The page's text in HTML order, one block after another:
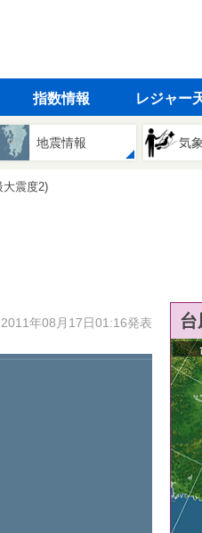
指数情報 レジャー
地震情報 気
大震度2)
2011年08月17日01:16発表